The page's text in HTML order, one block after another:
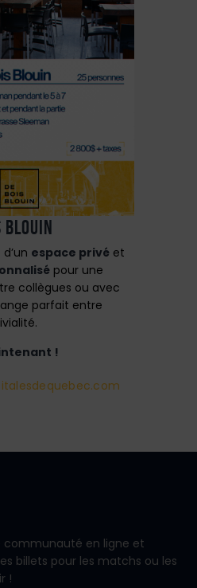
BLOUIN
espace privé et
pour une
collègues ou avec
parfait entre
!
communauté en ligne et
billets pour les matchs ou les
!